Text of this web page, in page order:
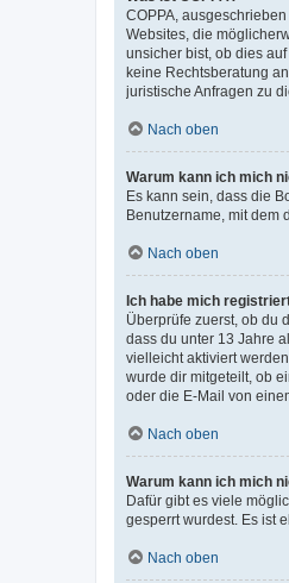
COPPA,
Websites, die
unsicher bist, ob dies
keine Rechtsberatung
juristische Anfragen zu
Nach oben
Warum kann ich mich
Es kann sein, dass die
Benutzername, mit dem
Nach oben
Ich habe mich
Überprüfe zuerst, ob du
dass du unter 13 Jahre
vielleicht aktiviert
wurde dir mitgeteilt, ob
oder die E-Mail von
Nach oben
Warum kann ich mich
Dafür gibt es viele
gesperrt wurdest. Es ist
Nach oben